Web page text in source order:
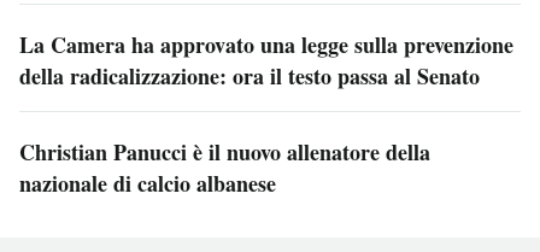
La Camera ha approvato una legge sulla prevenzione
della radicalizzazione: ora il testo passa al Senato
Christian Panucci è il nuovo allenatore della
nazionale di calcio albanese